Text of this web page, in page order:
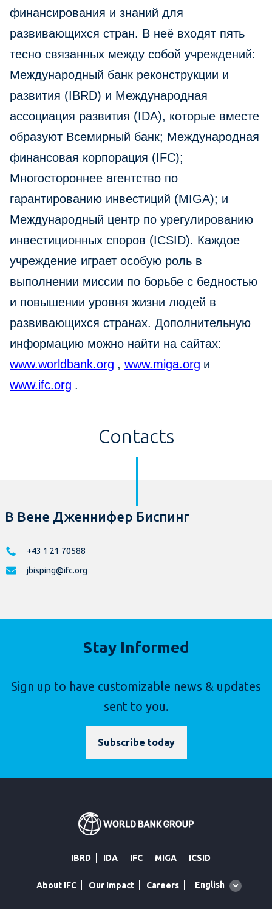
финансирования и знаний для
развивающихся стран. В неё входят пять
тесно связанных между собой учреждений:
Международный банк реконструкции и
развития (IBRD) и Международная
ассоциация развития (IDA), которые вместе
образуют Всемирный банк; Международная
финансовая корпорация (IFC);
Многостороннее агентство по
гарантированию инвестиций (MIGA); и
Международный центр по урегулированию
инвестиционных споров (ICSID). Каждое
учреждение играет особую роль в
выполнении миссии по борьбе с бедностью
и повышении уровня жизни людей в
развивающихся странах. Дополнительную
информацию можно найти на сайтах:
www.worldbank.org , www.miga.org и
www.ifc.org .
Contacts
В Вене Дженнифер Биспинг
+43 1 21 70588
jbisping@ifc.org
Stay Informed
Sign up to have customizable news & updates
sent to you.
Subscribe today
IBRD IDA IFC MIGA ICSID
About IFC Our Impact Careers
Global
English